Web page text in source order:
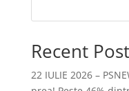
Recent
22 IULIE 2026 –